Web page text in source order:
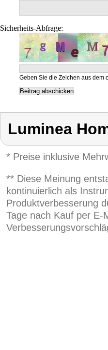
Sicherheits-Abfrage:
Geben Sie die Zeichen aus dem
Luminea
* Preise inklusive
** Diese Meinung
kontinuierlich als
Produktverbesserung
Tage nach Kauf per E-